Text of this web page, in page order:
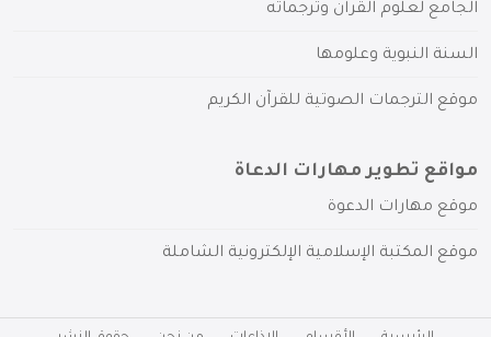
الجامع لعلوم القرآن وترجماته
السنة النبوية وعلومها
موقع الترجمات الصوتية للقرآن الكريم
مواقع تطوير مهارات الدعاة
موقع مهارات الدعوة
موقع المكتبة الإسلامية الإلكترونية الشاملة